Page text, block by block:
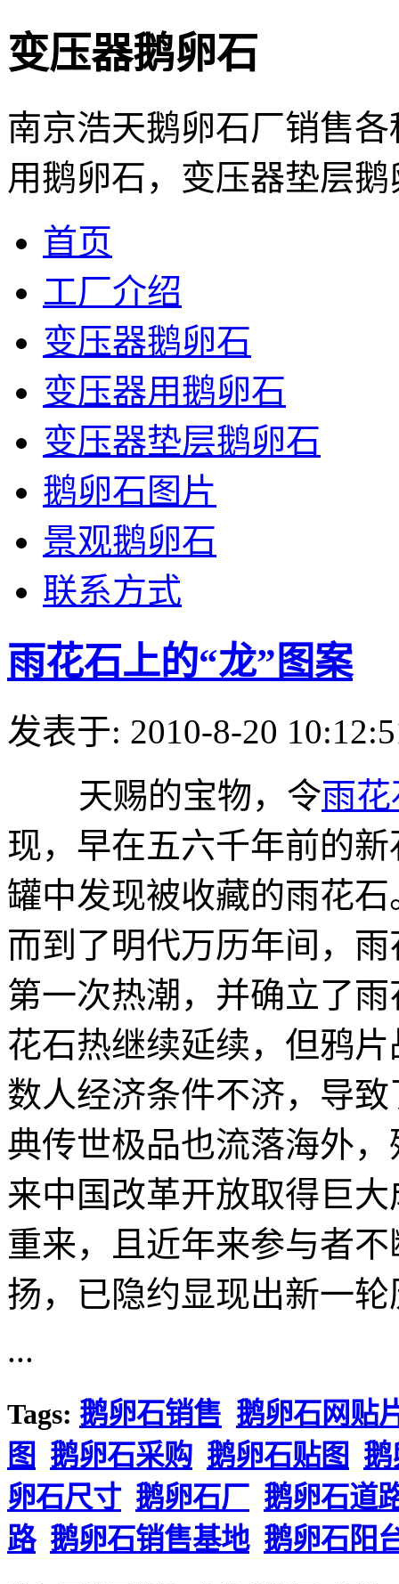
变压器鹅卵石
南京浩天鹅卵石厂销售
用鹅卵石，变压器垫层
首页
工厂介绍
变压器鹅卵石
变压器用鹅卵石
变压器垫层鹅卵石
鹅卵石图片
景观鹅卵石
联系方式
雨花石上的“龙”图案
发表于: 2010-8-20
天赐的宝物，令雨
现，早在五六千年前的
罐中发现被收藏的雨花
而到了明代万历年间，
第一次热潮，并确立了
花石热继续延续，但鸦
数人经济条件不济，导
典传世极品也流落海外
来中国改革开放取得巨
重来，且近年来参与者
扬，已隐约显现出新一
...
Tags: 鹅卵石销售 鹅卵石网贴
图 鹅卵石采购 鹅卵石贴图 鹅
卵石尺寸 鹅卵石厂 鹅卵石道
路 鹅卵石销售基地 鹅卵石阳